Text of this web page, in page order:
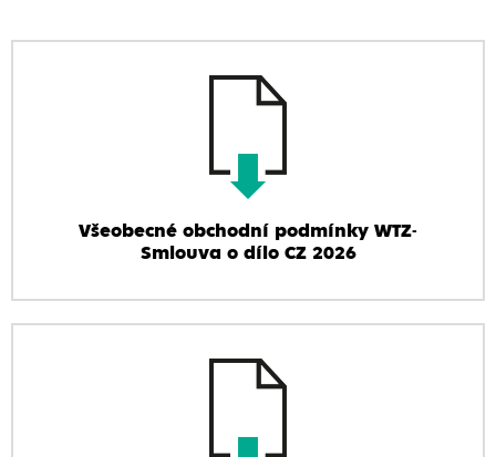
Všeobecné obchodní podmínky WTZ-
Smlouva o dílo CZ 2026